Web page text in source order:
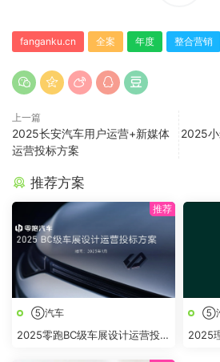
fanganku.cn 全案 年度 整合营销
上一篇
2025长安汽车用户运营+新媒体
运营投标方案
2025
推荐方案
⑤汽车
2025零跑BC级车展设计运营投标
⑤
2025